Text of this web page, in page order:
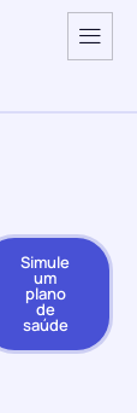
Simule
um
plano
de
saúde